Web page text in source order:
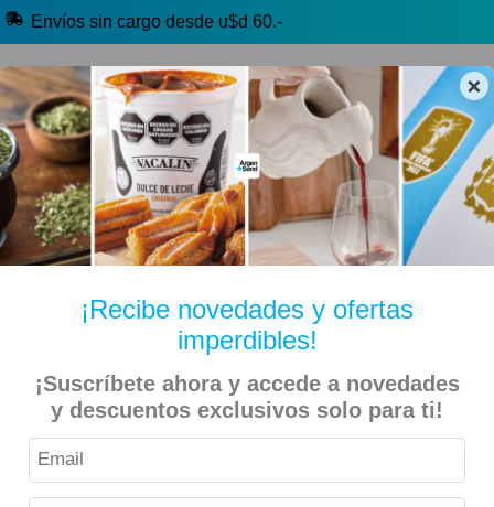
×
¡Recibe novedades y ofertas
imperdibles!
¡Suscríbete ahora y accede a novedades
y descuentos exclusivos solo para ti!
Envíos sin cargo desde u$d 60.-
🔥 Alfajores y Golosinas
🧉 Clásicos argentinos 🏷️ Todas las categorías
Inicio Especiales Beer Day
Stella Artois – Cerveza Rubia 473ml